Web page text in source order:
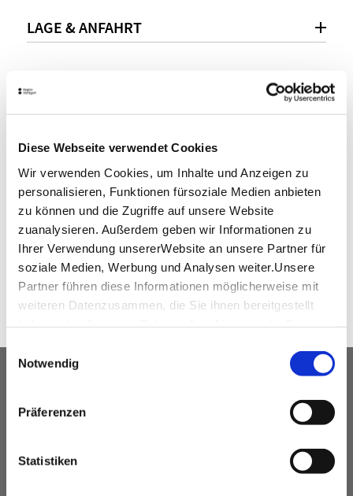
Diese Webseite verwendet Cookies
Wir verwenden Cookies, um Inhalte und Anzeigen zu
personalisieren, Funktionen fürsoziale Medien anbieten
zu können und die Zugriffe auf unsere Website
zuanalysieren. Außerdem geben wir Informationen zu
Ihrer Verwendung unsererWebsite an unsere Partner für
soziale Medien, Werbung und Analysen weiter.Unsere
Partner führen diese Informationen möglicherweise mit
weiteren Datenzusammen, die Sie ihnen bereitgestellt
Impressum
Einwilligungsauswahl
Notwendig
Präferenzen
Statistiken
LAGE & ANFAHRT
Persönliche Beratung
info@geno-haus.de
www.geno-haus.de
WEITEREMPFEHLEN
VERANSTALTUNGSPLANER
Vermittlung von Veranstaltungslocations &